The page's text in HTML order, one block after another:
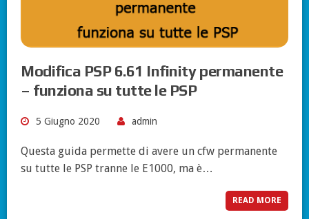
Modifica PSP 6.61 Infinity permanente
– funziona su tutte le PSP
5 Giugno 2020 admin
Questa guida permette di avere un cfw permanente
su tutte le PSP tranne le E1000, ma è…
READ MORE